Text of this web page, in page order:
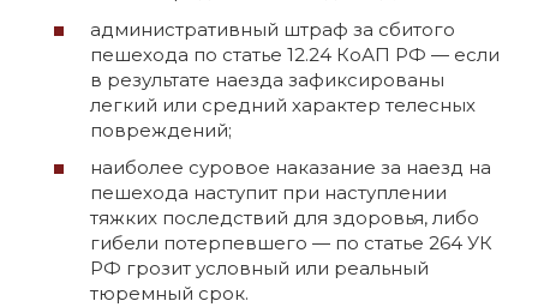
административный штраф за сбитого
пешехода по статье 12.24 КоАП РФ — если
в результате наезда зафиксированы
легкий или средний характер телесных
повреждений;
наиболее суровое наказание за наезд на
пешехода наступит при наступлении
тяжких последствий для здоровья, либо
гибели потерпевшего — по статье 264 УК
РФ грозит условный или реальный
тюремный срок.